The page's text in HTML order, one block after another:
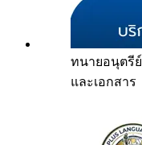
ทนายอนุตรีย์
และเอกสาร